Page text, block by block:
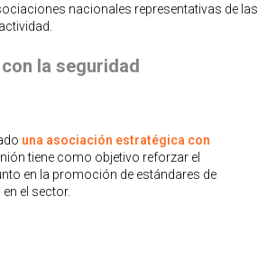
nacionales representativas de las
la seguridad
una asociación estratégica con
tiene como objetivo reforzar el
en la promoción de estándares de
el sector.